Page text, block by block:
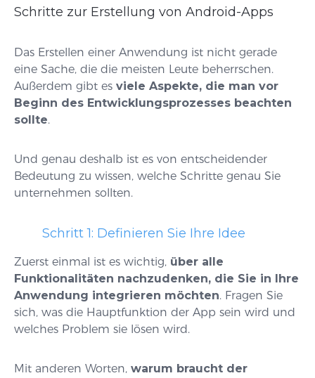
Schritte zur Erstellung von Android-Apps
Das Erstellen einer Anwendung ist nicht gerade
eine Sache, die die meisten Leute beherrschen.
Außerdem gibt es viele Aspekte, die man vor
Beginn des Entwicklungsprozesses beachten
sollte.
Und genau deshalb ist es von entscheidender
Bedeutung zu wissen, welche Schritte genau Sie
unternehmen sollten.
Schritt 1: Definieren Sie Ihre Idee
Zuerst einmal ist es wichtig, über alle
Funktionalitäten nachzudenken, die Sie in Ihre
Anwendung integrieren möchten. Fragen Sie
sich, was die Hauptfunktion der App sein wird und
welches Problem sie lösen wird.
Mit anderen Worten, warum braucht der